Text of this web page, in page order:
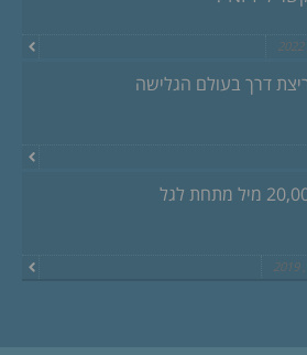
דרך בעולם הגלישה
מיל מתחת לגל